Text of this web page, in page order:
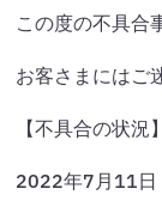
この度の不具合
お客さまにはご
【不具合の状況】
2022年7月11日